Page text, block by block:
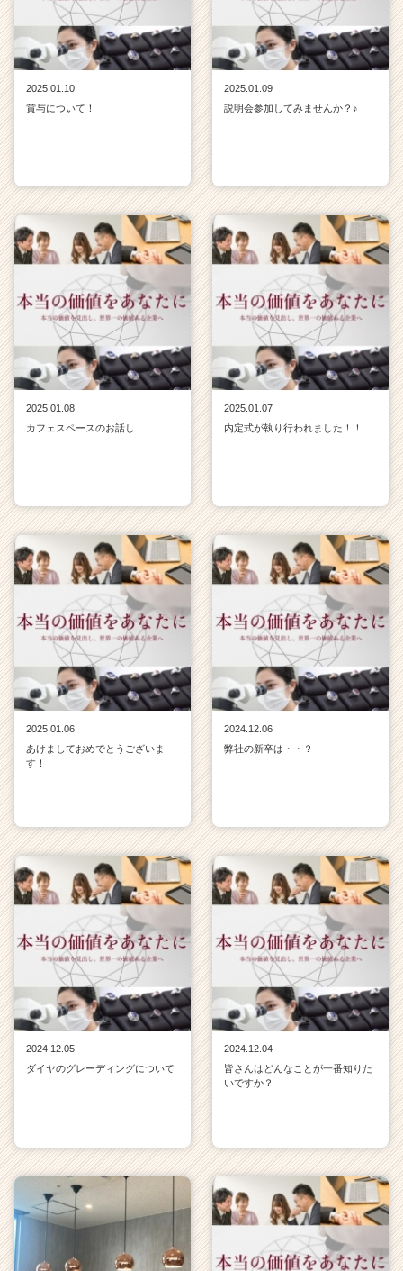
2025.01.10
賞与について！
2025.01.09
説明会参加してみませんか？♪
2025.01.08
カフェスペースのお話し
2025.01.07
内定式が執り行われました！！
2025.01.06
あけましておめでとうございま
す！
2024.12.06
弊社の新卒は・・？
2024.12.05
ダイヤのグレーディングについて
2024.12.04
皆さんはどんなことが一番知りた
いですか？